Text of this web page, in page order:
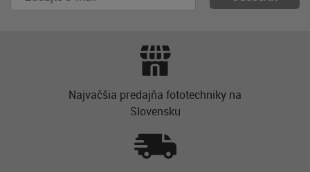
Najvačšia predajňa fototechniky na
Slovensku